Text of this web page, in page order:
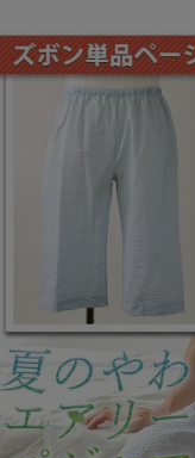
オーガニック素材
サッカー/ちぢみ 楊
柳
マタニティ
インナーウェア
ィース
パジャマ
ズボン単品
お支払い・送料・配送
SDGsの取り組み